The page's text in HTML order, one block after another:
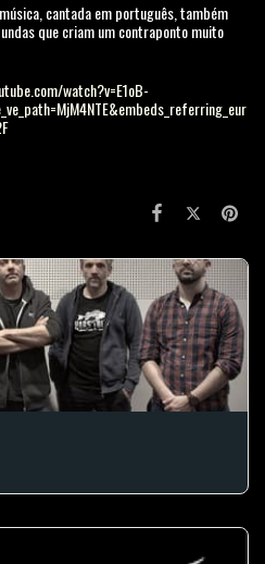
cantada em português, também
que criam um contraponto muito
watch?v=E1oB-